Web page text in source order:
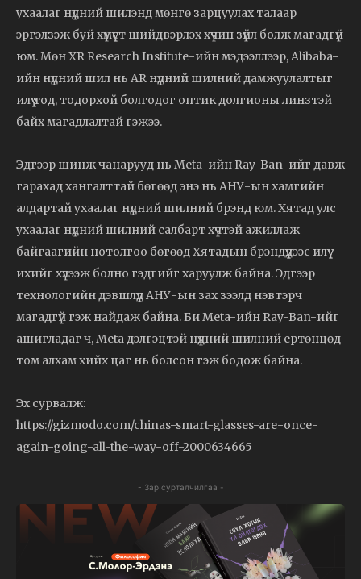
ухаалаг нүдний шилэнд мөнгө зарцуулах талаар
эргэлзэж буй хүмүүст шийдвэрлэх хүчин зүйл болж магадгүй
юм. Мөн XR Research Institute-ийн мэдээллээр, Alibaba-
ийн нүдний шил нь AR нүдний шилний дамжуулалтыг
илүү тод, тодорхой болгодог оптик долгионы линзтэй
байх магадлалтай гэжээ.
Эдгээр шинж чанарууд нь Meta-ийн Ray-Ban-ийг давж
гарахад хангалттай бөгөөд энэ нь АНУ-ын хамгийн
алдартай ухаалаг нүдний шилний брэнд юм. Хятад улс
ухаалаг нүдний шилний салбарт хүчтэй ажиллаж
байгаагийн нотолгоо бөгөөд Хятадын брэндүүдээс илүү
ихийг хүлээж болно гэдгийг харуулж байна. Эдгээр
технологийн дэвшлүүд АНУ-ын зах зээлд нэвтэрч
магадгүй гэж найдаж байна. Би Meta-ийн Ray-Ban-ийг
ашигладаг ч, Meta дэлгэцтэй нүдний шилний ертөнцөд
том алхам хийх цаг нь болсон гэж бодож байна.
Эх сурвалж:
https://gizmodo.com/chinas-smart-glasses-are-once-
again-going-all-the-way-off-2000634665
- Зар сурталчилгаа -